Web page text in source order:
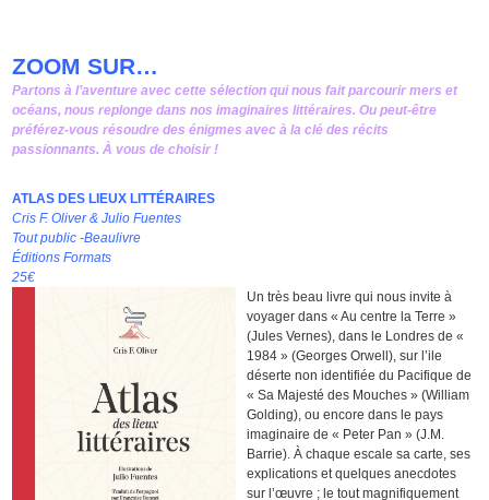
ZOOM SUR…
Partons à l’aventure avec cette sélection qui nous fait parcourir mers et
océans, nous replonge dans nos imaginaires littéraires. Ou peut-être
préférez-vous résoudre des énigmes avec à la clé des récits
passionnants. À vous de choisir !
ATLAS DES LIEUX LITTÉRAIRES
Cris F. Oliver & Julio Fuentes
Tout public -Beaulivre
Éditions Formats
25€
Un très beau livre qui nous invite à
voyager dans « Au centre la Terre »
(Jules Vernes), dans le Londres de «
1984 » (Georges Orwell), sur l’ile
déserte non identifiée du Pacifique de
« Sa Majesté des Mouches » (William
Golding), ou encore dans le pays
imaginaire de « Peter Pan » (J.M.
Barrie). À chaque escale sa carte, ses
explications et quelques anecdotes
sur l’œuvre ; le tout magnifiquement